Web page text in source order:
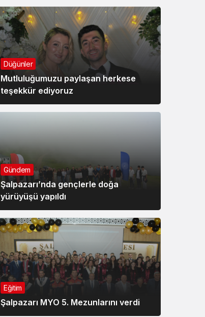
Düğünler
Mutluluğumuzu paylaşan herkese
teşekkür ediyoruz
Gündem
Şalpazarı’nda gençlerle doğa
yürüyüşü yapıldı
Eğitim
Şalpazarı MYO 5. Mezunlarını verdi